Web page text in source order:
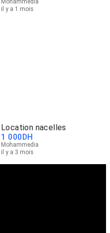
Mohammedia
il y a 1 mois
Location nacelles
1 000 DH
Mohammedia
il y a 3 mois